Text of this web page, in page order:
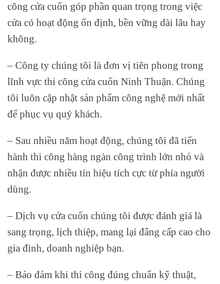
công cửa cuốn góp phần quan trọng trong việc
cửa có hoạt động ổn định, bền vững dài lâu hay
không.
– Công ty chúng tôi là đơn vị tiên phong trong
lĩnh vực thi công cửa cuốn Ninh Thuận. Chúng
tôi luôn cập nhật sản phẩm công nghệ mới nhất
để phục vụ quý khách.
– Sau nhiều năm hoạt động, chúng tôi đã tiến
hành thi công hàng ngàn công trình lớn nhỏ và
nhận được nhiều tín hiệu tích cực từ phía người
dùng.
– Dịch vụ cửa cuốn chúng tôi được đánh giá là
sang trọng, lịch thiệp, mang lại đẳng cấp cao cho
gia đình, doanh nghiệp bạn.
– Bảo đảm khi thi công đúng chuẩn kỹ thuật,